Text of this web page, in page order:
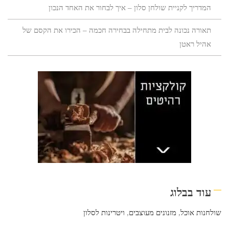
המדריך לקניית שולחן סלון – איך לבחור את האחד הנכון
תאורה נכונה לבית מתחילה בבחירה חכמה – הכירו את הקסם של
אהיל ראטן
עוד בבלוג
שולחנות אוכל, מזנונים מעוצבים, ויטרינות לסלון